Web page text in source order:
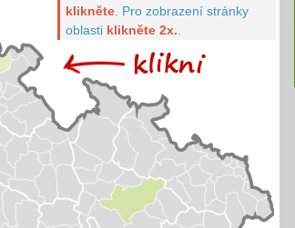
klikněte. Pro zobrazení stránky
oblasti klikněte 2x.